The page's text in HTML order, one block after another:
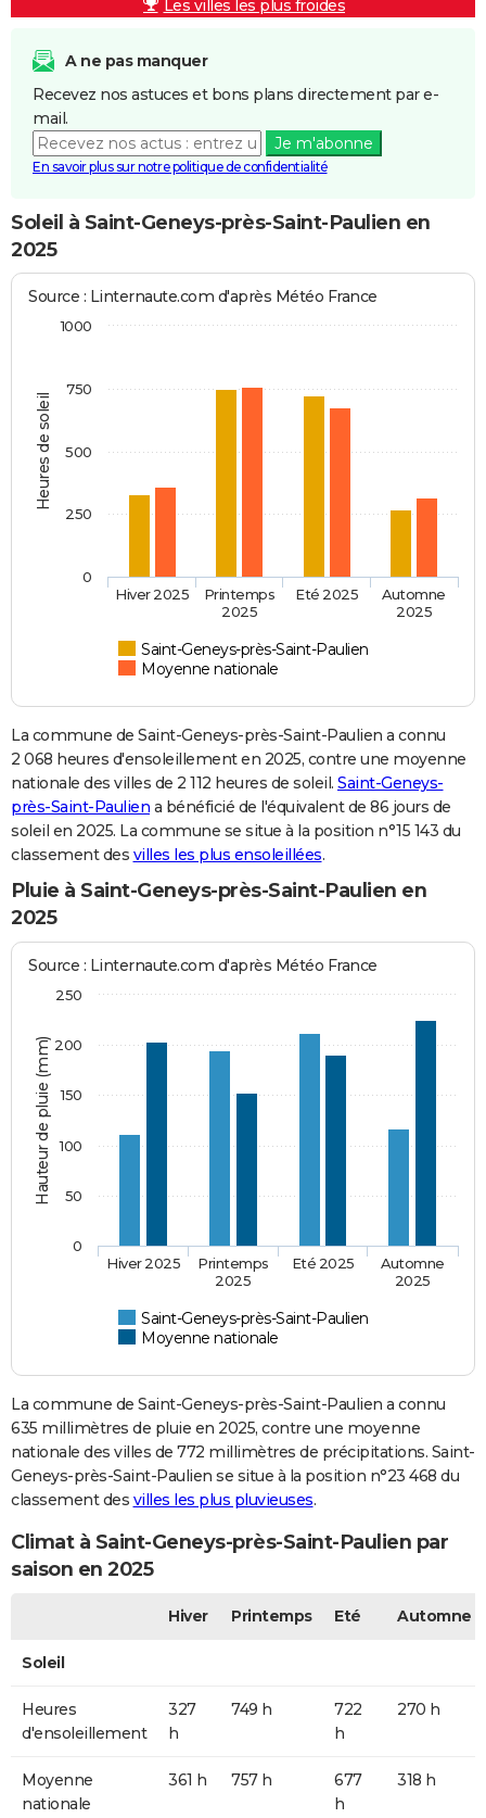
Les villes les plus froides
A ne pas manquer
Recevez nos astuces et bons plans directement par e-
mail.
Je m'abonne
En savoir plus sur notre politique de confidentialité
Soleil à Saint-Geneys-près-Saint-Paulien en
2025
Heures de soleil
Source : Linternaute.com d'après Météo France
Saint-Geneys-près-Saint-Paulien
Moyenne nationale
Hiver 2025
Printemps
2025
Eté 2025
Automne
2025
0
250
500
750
1000
La commune de Saint-Geneys-près-Saint-Paulien a connu
2 068 heures d'ensoleillement en 2025, contre une moyenne
nationale des villes de 2 112 heures de soleil. Saint-Geneys-
près-Saint-Paulien a bénéficié de l'équivalent de 86 jours de
soleil en 2025. La commune se situe à la position n°15 143 du
classement des villes les plus ensoleillées.
Pluie à Saint-Geneys-près-Saint-Paulien en
2025
Hauteur de pluie (mm)
Source : Linternaute.com d'après Météo France
Saint-Geneys-près-Saint-Paulien
Moyenne nationale
Hiver 2025
Printemps
2025
Eté 2025
Automne
2025
0
50
100
150
200
250
La commune de Saint-Geneys-près-Saint-Paulien a connu
635 millimètres de pluie en 2025, contre une moyenne
nationale des villes de 772 millimètres de précipitations. Saint-
Geneys-près-Saint-Paulien se situe à la position n°23 468 du
classement des villes les plus pluvieuses.
Climat à Saint-Geneys-près-Saint-Paulien par
saison en 2025
Hiver Printemps Eté Automne
Soleil
Heures
d'ensoleillement
327
h
749 h
722
h
270 h
Moyenne
nationale
361 h 757 h
677
h
318 h